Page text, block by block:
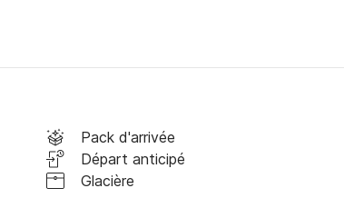
Pack d'arrivée
Départ anticipé
Glacière